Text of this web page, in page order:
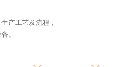
产工艺及流程；
。